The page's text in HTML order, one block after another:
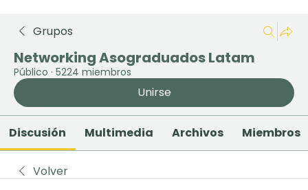
Grupos
Networking Asograduados Latam
Público · 5224 miembros
Unirse
Discusión Multimedia Archivos Miembros
Volver